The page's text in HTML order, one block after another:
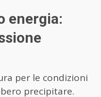
energia:
per le condizioni
precipitare.